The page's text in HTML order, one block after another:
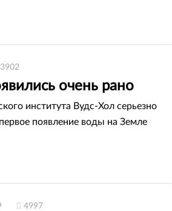
3902
очень рано
института Вудс-Хол серьезно
появление воды на Земле
4997